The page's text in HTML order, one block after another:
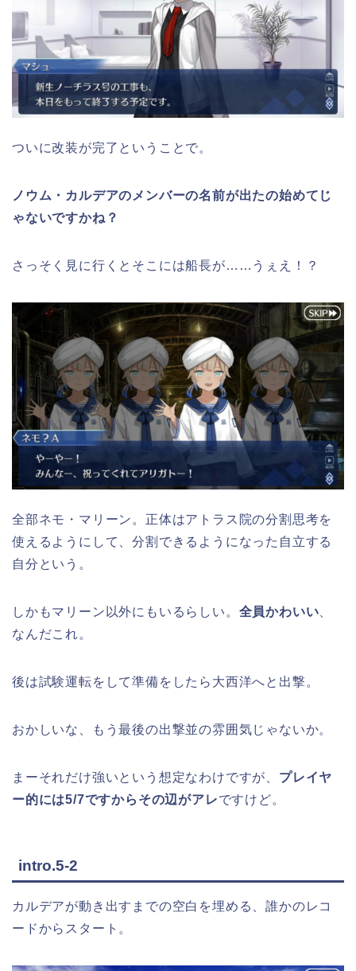
ついに改装が完了ということで。
ノウム・カルデアのメンバーの名前が出たの始めてじ
ゃないですかね？
さっそく見に行くとそこには船長が……うぇえ！？
全部ネモ・マリーン。正体はアトラス院の分割思考を
使えるようにして、分割できるようになった自立する
自分という。
しかもマリーン以外にもいるらしい。 全員かわいい
なんだこれ。
後は試験運転をして準備をしたら大西洋へと出撃。
おかしいな、もう最後の出撃並の雰囲気じゃないか。
まーそれだけ強いという想定なわけですが、 プレイヤ
ー的には5/7ですからその辺がアレですけど。
intro.5-2
カルデアが動き出すまでの空白を埋める、誰かのレコ
ードからスタート。